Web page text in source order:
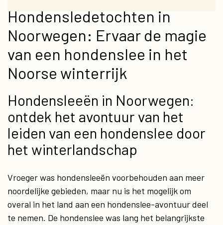
Hondensledetochten in
Noorwegen: Ervaar de magie
van een hondenslee in het
Noorse winterrijk
Hondensleeën in Noorwegen:
ontdek het avontuur van het
leiden van een hondenslee door
het winterlandschap
Vroeger was hondensleeën voorbehouden aan meer
noordelijke gebieden, maar nu is het mogelijk om
overal in het land aan een hondenslee-avontuur deel
te nemen. De hondenslee was lang het belangrijkste